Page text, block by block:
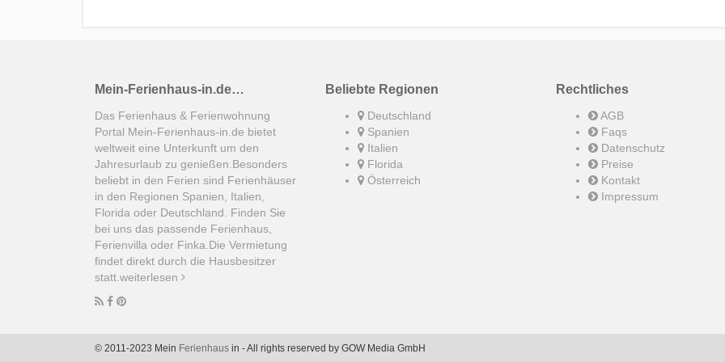
Mein-Ferienhaus-in.de…
Das Ferienhaus & Ferienwohnung
Portal Mein-Ferienhaus-in.de bietet
weltweit eine Unterkunft um den
Jahresurlaub zu genießen.Besonders
beliebt in den Ferien sind Ferienhäuser
in den Regionen Spanien, Italien,
Florida oder Deutschland. Finden Sie
bei uns das passende Ferienhaus,
Ferienvilla oder Finka.Die Vermietung
findet direkt durch die Hausbesitzer
statt.weiterlesen
Beliebte Regionen
Deutschland
Spanien
Italien
Florida
Österreich
Rechtliches
AGB
Faqs
Datenschutz
Preise
Kontakt
Impressum
© 2011-2023 Mein Ferienhaus in - All rights reserved by GOW Media GmbH